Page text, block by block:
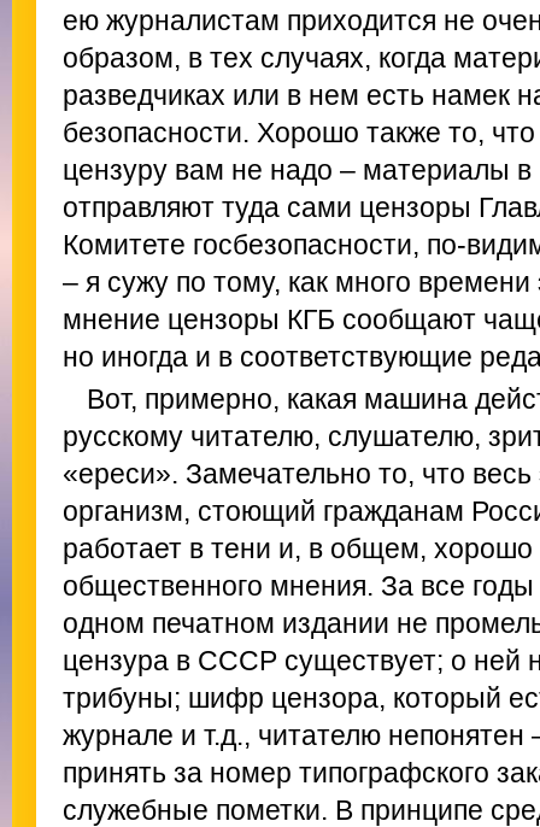
ею журналистам приходится не
образом, в тех случаях, когда
разведчиках или в нем есть намек
безопасности. Хорошо также то,
цензуру вам не надо – материалы
отправляют туда сами цензоры
Комитете госбезопасности, по-
– я сужу по тому, как много
мнение цензоры КГБ сообщают
но иногда и в соответствующие
Вот, примерно, какая машина
русскому читателю, слушателю,
«ереси». Замечательно то, что
организм, стоющий гражданам
работает в тени и, в общем, хорошо
общественного мнения. За все годы
одном печатном издании не
цензура в СССР существует; о ней
трибуны; шифр цензора, который
журнале и т.д., читателю непонятен
принять за номер типографского
служебные пометки. В принципе